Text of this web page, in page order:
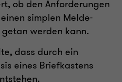
ob den Anforderungen
simplen Melde-
werden kann.
dass durch ein
eines Briefkastens